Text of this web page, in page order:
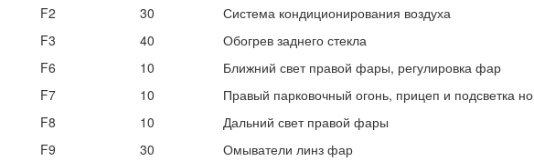
F2
30
Система кондиционирования воздуха
F3
40
Обогрев заднего стекла
F6
10
Ближний свет правой фары, регулировка фар
F7
10
Правый парковочный огонь, прицеп и подсветка
F8
10
Дальний свет правой фары
F9
30
Омыватели линз фар